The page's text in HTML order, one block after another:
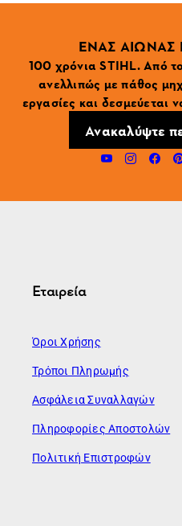
ΕΝΑΣ ΑΙΩΝΑΣ
100 χρόνια STIHL. Από
ανελλιπώς με πάθος
εργασίες και δεσμεύεται
Ανακαλύψτε
Εταιρεία
Όροι Χρήσης
Τρόποι Πληρωμής
Ασφάλεια Συναλλαγών
Πληροφορίες Αποστολών
Πολιτική Επιστροφών